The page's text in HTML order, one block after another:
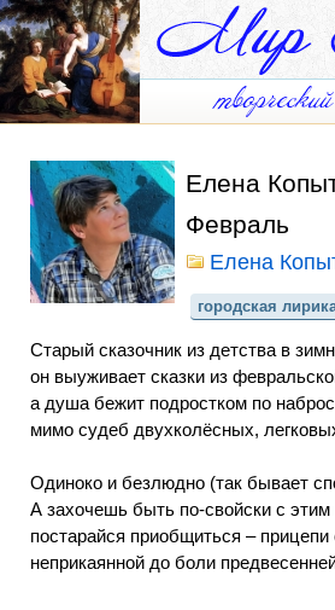
Елена
Февраль
Елена
городская
Старый сказочник из детства в
он выуживает сказки из
а душа бежит подростком по
мимо судеб двухколёсных,
Одиноко и безлюдно (так бывает
А захочешь быть по-свойски с
постарайся приобщиться – прицепи
неприкаянной до боли